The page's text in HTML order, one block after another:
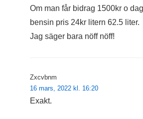
Om man får bidrag 1500kr o
bensin pris 24kr litern 62.5 liter.
Jag säger bara nöff nöff!
Zxcvbnm
16 mars, 2022 kl. 16:20
Exakt.